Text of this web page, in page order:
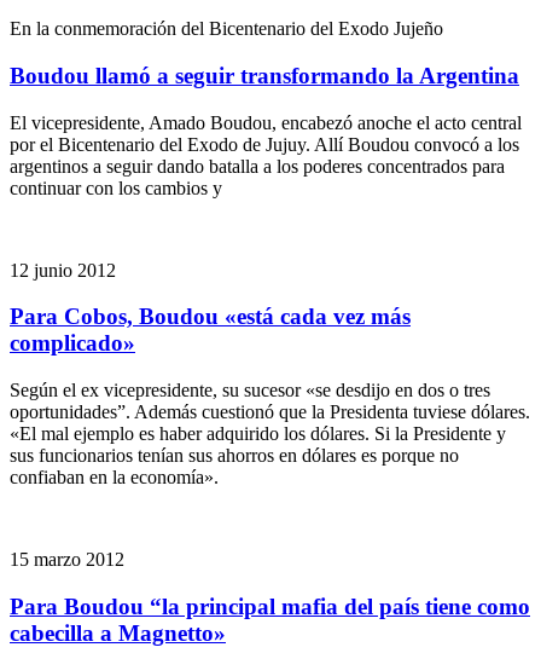
En la conmemoración del Bicentenario del Exodo Jujeño
Boudou llamó a seguir transformando la Argentina
El vicepresidente, Amado Boudou, encabezó anoche el acto central
por el Bicentenario del Exodo de Jujuy. Allí Boudou convocó a los
argentinos a seguir dando batalla a los poderes concentrados para
continuar con los cambios y
12 junio 2012
Para Cobos, Boudou «está cada vez más
complicado»
Según el ex vicepresidente, su sucesor «se desdijo en dos o tres
oportunidades”. Además cuestionó que la Presidenta tuviese dólares.
«El mal ejemplo es haber adquirido los dólares. Si la Presidente y
sus funcionarios tenían sus ahorros en dólares es porque no
confiaban en la economía».
15 marzo 2012
Para Boudou “la principal mafia del país tiene como
cabecilla a Magnetto»